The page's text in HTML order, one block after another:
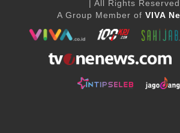
| All Rights Reserved
A Group Member of VIVA